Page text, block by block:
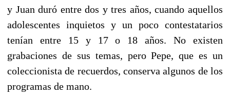
y Juan duró entre dos y tres años, cuando aquellos
adolescentes inquietos y un poco contestatarios
tenían entre 15 y 17 o 18 años. No existen
grabaciones de sus temas, pero Pepe, que es un
coleccionista de recuerdos, conserva algunos de los
programas de mano.